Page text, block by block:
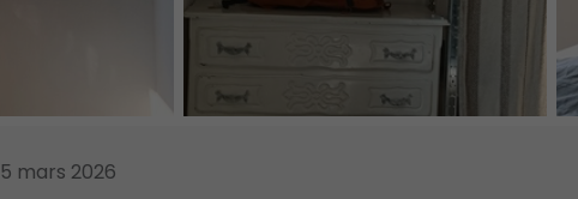
mars 2026